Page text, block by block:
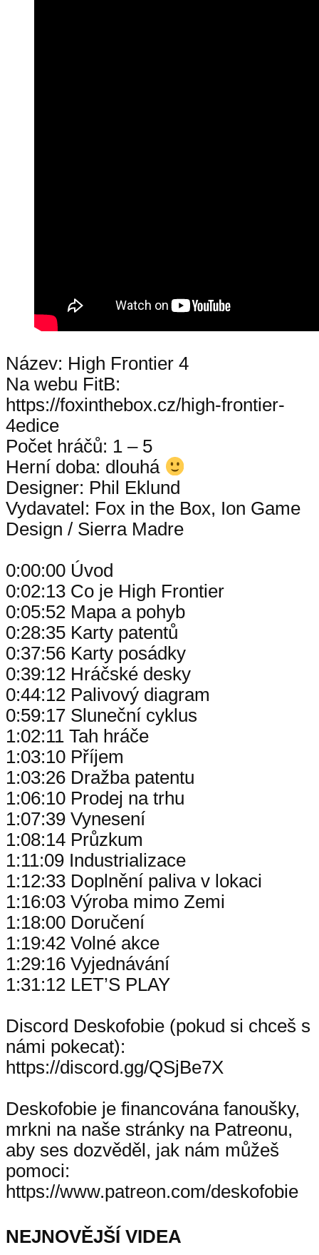
Název: High Frontier 4
Na webu FitB:
https://foxinthebox.cz/high-frontier-
4edice
Počet hráčů: 1 – 5
Herní doba: dlouhá
Designer: Phil Eklund
Vydavatel: Fox in the Box, Ion Game
Design / Sierra Madre
0:00:00 Úvod
0:02:13 Co je High Frontier
0:05:52 Mapa a pohyb
0:28:35 Karty patentů
0:37:56 Karty posádky
0:39:12 Hráčské desky
0:44:12 Palivový diagram
0:59:17 Sluneční cyklus
1:02:11 Tah hráče
1:03:10 Příjem
1:03:26 Dražba patentu
1:06:10 Prodej na trhu
1:07:39 Vynesení
1:08:14 Průzkum
1:11:09 Industrializace
1:12:33 Doplnění paliva v lokaci
1:16:03 Výroba mimo Zemi
1:18:00 Doručení
1:19:42 Volné akce
1:29:16 Vyjednávání
1:31:12 LET’S PLAY
Discord Deskofobie (pokud si chceš s
námi pokecat):
https://discord.gg/QSjBe7X
Deskofobie je financována fanoušky,
mrkni na naše stránky na Patreonu,
aby ses dozvěděl, jak nám můžeš
pomoci:
https://www.patreon.com/deskofobie
NEJNOVĚJŠÍ VIDEA